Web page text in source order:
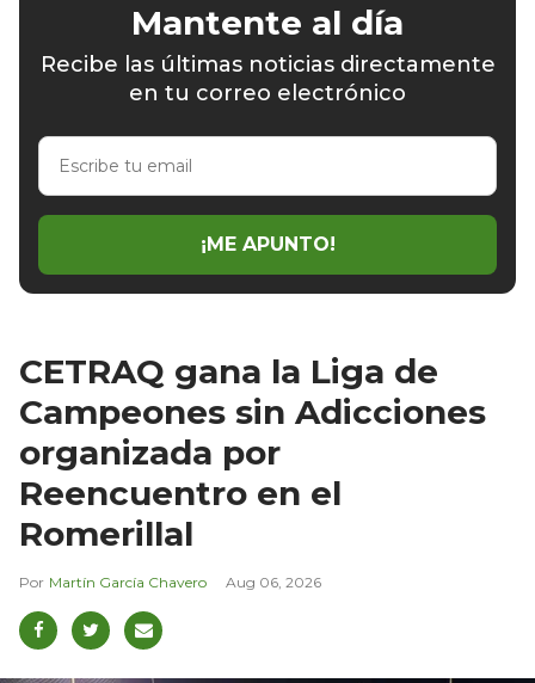
Mantente al día
Recibe las últimas noticias directamente
en tu correo electrónico
Escribe
email
¡ME APUNTO!
CETRAQ gana la Liga de
Campeones sin Adicciones
organizada por
Reencuentro en el
Romerillal
Martín García Chavero Aug 06, 2026